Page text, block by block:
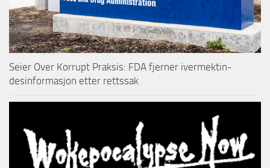
Seier Over Korrupt Praksis: FDA fjerner ivermektin-
desinformasjon etter rettssak